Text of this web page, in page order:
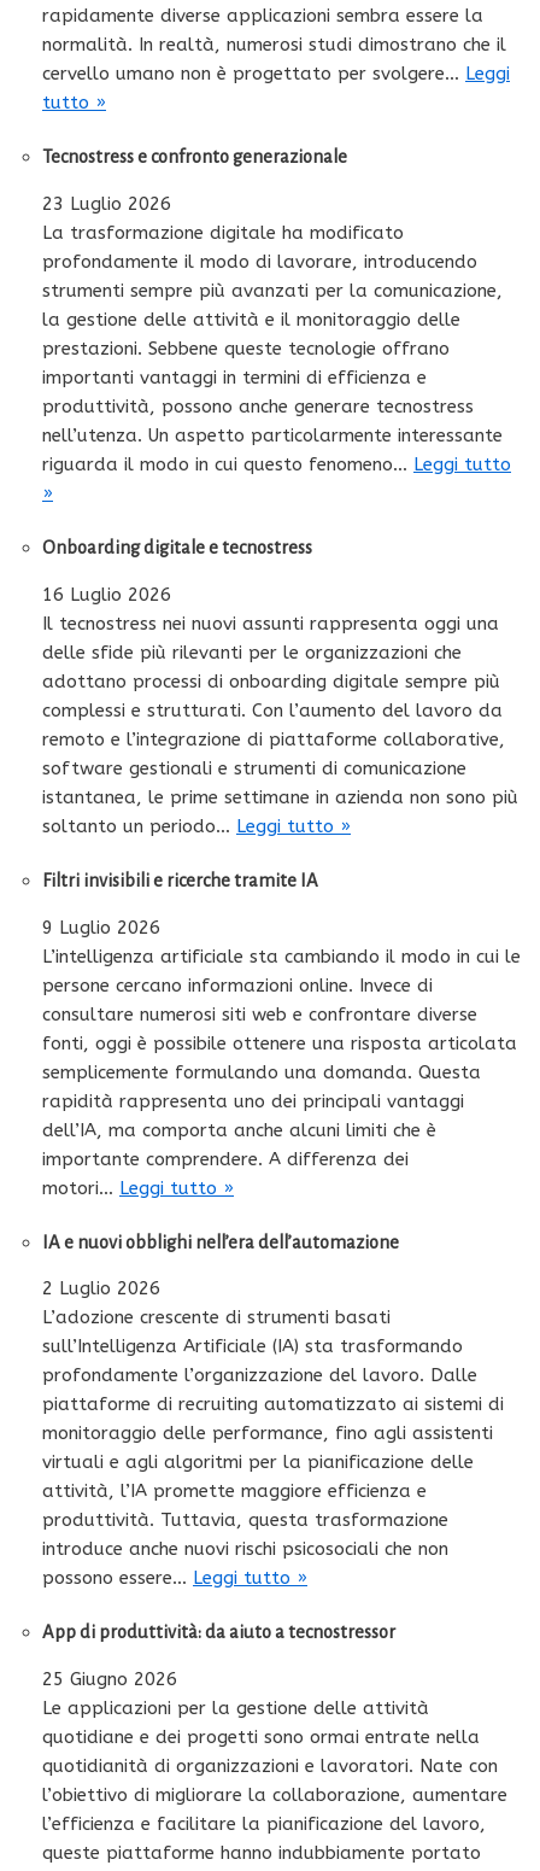
rapidamente diverse applicazioni sembra essere la
normalità. In realtà, numerosi studi dimostrano che il
cervello umano non è progettato per svolgere… Leggi
tutto »
Tecnostress e confronto generazionale
23 Luglio 2026
La trasformazione digitale ha modificato
profondamente il modo di lavorare, introducendo
strumenti sempre più avanzati per la comunicazione,
la gestione delle attività e il monitoraggio delle
prestazioni. Sebbene queste tecnologie offrano
importanti vantaggi in termini di efficienza e
produttività, possono anche generare tecnostress
nell’utenza. Un aspetto particolarmente interessante
riguarda il modo in cui questo fenomeno… Leggi tutto
»
Onboarding digitale e tecnostress
16 Luglio 2026
Il tecnostress nei nuovi assunti rappresenta oggi una
delle sfide più rilevanti per le organizzazioni che
adottano processi di onboarding digitale sempre più
complessi e strutturati. Con l’aumento del lavoro da
remoto e l’integrazione di piattaforme collaborative,
software gestionali e strumenti di comunicazione
istantanea, le prime settimane in azienda non sono più
soltanto un periodo… Leggi tutto »
Filtri invisibili e ricerche tramite IA
9 Luglio 2026
L’intelligenza artificiale sta cambiando il modo in cui le
persone cercano informazioni online. Invece di
consultare numerosi siti web e confrontare diverse
fonti, oggi è possibile ottenere una risposta articolata
semplicemente formulando una domanda. Questa
rapidità rappresenta uno dei principali vantaggi
dell’IA, ma comporta anche alcuni limiti che è
importante comprendere. A differenza dei
motori… Leggi tutto »
IA e nuovi obblighi nell’era dell’automazione
2 Luglio 2026
L’adozione crescente di strumenti basati
sull’Intelligenza Artificiale (IA) sta trasformando
profondamente l’organizzazione del lavoro. Dalle
piattaforme di recruiting automatizzato ai sistemi di
monitoraggio delle performance, fino agli assistenti
virtuali e agli algoritmi per la pianificazione delle
attività, l’IA promette maggiore efficienza e
produttività. Tuttavia, questa trasformazione
introduce anche nuovi rischi psicosociali che non
possono essere… Leggi tutto »
App di produttività: da aiuto a tecnostressor
25 Giugno 2026
Le applicazioni per la gestione delle attività
quotidiane e dei progetti sono ormai entrate nella
quotidianità di organizzazioni e lavoratori. Nate con
l’obiettivo di migliorare la collaborazione, aumentare
l’efficienza e facilitare la pianificazione del lavoro,
queste piattaforme hanno indubbiamente portato